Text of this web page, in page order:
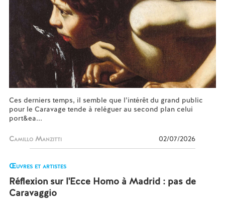
Ces derniers temps, il semble que l’intérêt du grand public
pour le Caravage tende à reléguer au second plan celui
port&ea...
Camillo Manzitti 02/07/2026
Œuvres et artistes
Réflexion sur l'Ecce Homo à Madrid : pas de
Caravaggio